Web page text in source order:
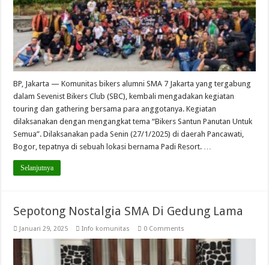
BP, Jakarta — Komunitas bikers alumni SMA 7 Jakarta yang tergabung
dalam Sevenist Bikers Club (SBC), kembali mengadakan kegiatan
touring dan gathering bersama para anggotanya. Kegiatan
dilaksanakan dengan mengangkat tema “Bikers Santun Panutan Untuk
Semua”. Dilaksanakan pada Senin (27/1/2025) di daerah Pancawati,
Bogor, tepatnya di sebuah lokasi bernama Padi Resort. …
Selanjutnya
Sepotong Nostalgia SMA Di Gedung Lama
Januari 29, 2025 Info komunitas 0 Comments